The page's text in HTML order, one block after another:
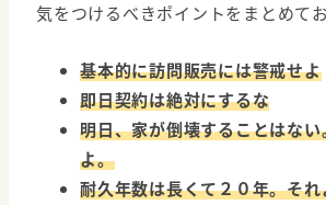
気をつけるべきポイントをまとめてお
基本的に訪問販売には警戒せよ
即日契約は絶対にするな
明日、家が倒壊することはな
よ。
耐久年数は長くて２０年。そ